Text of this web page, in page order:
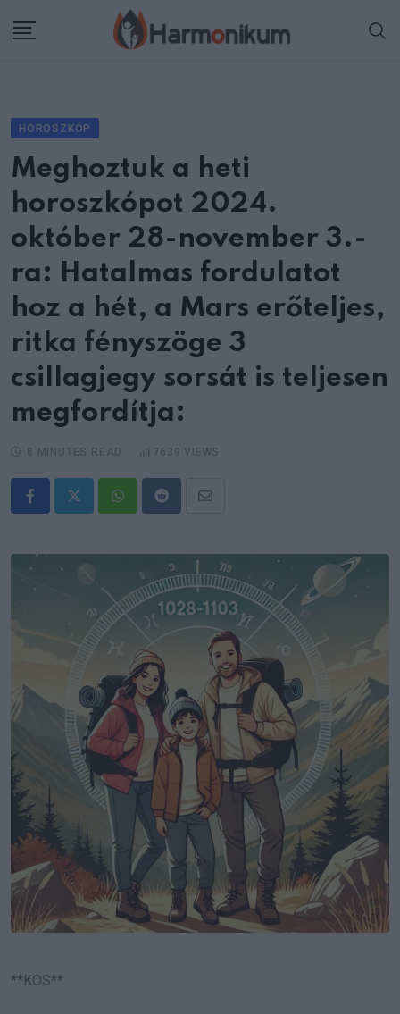
HOROSZKÓP
Meghoztuk a heti
horoszkópot 2024.
október 28-november 3.-
ra: Hatalmas fordulatot
hoz a hét, a Mars erőteljes,
ritka fényszöge 3
csillagjegy sorsát is teljesen
megfordítja:
WhatsappRedditShare
Email
**KOS**